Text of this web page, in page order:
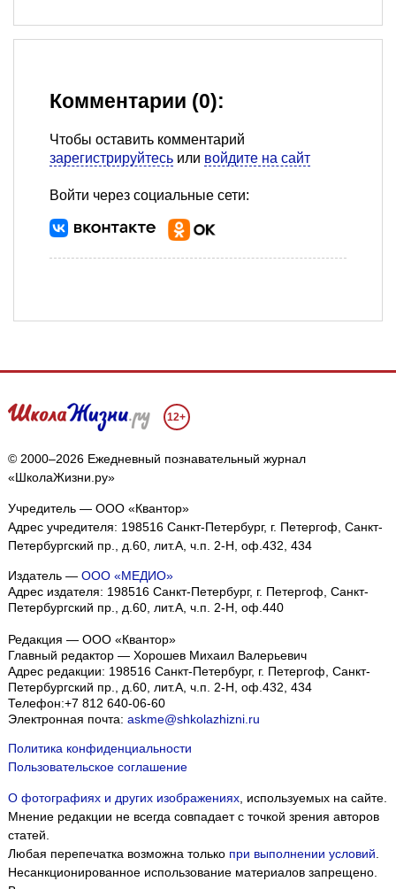
Комментарии (0):
Чтобы оставить комментарий
зарегистрируйтесь или войдите на сайт
Войти через социальные сети:
12+
© 2000–2026 Ежедневный познавательный журнал
«ШколаЖизни.ру»
Учредитель — ООО «Квантор»
Адрес учредителя: 198516 Санкт-Петербург, г. Петергоф, Санкт-
Петербургский пр., д.60, лит.А, ч.п. 2-Н, оф.432, 434
Издатель — ООО «МЕДИО»
Адрес издателя: 198516 Санкт-Петербург, г. Петергоф, Санкт-
Петербургский пр., д.60, лит.А, ч.п. 2-Н, оф.440
Редакция — ООО «Квантор»
Главный редактор — Хорошев Михаил Валерьевич
Адрес редакции: 198516 Санкт-Петербург, г. Петергоф, Санкт-
Петербургский пр., д.60, лит.А, ч.п. 2-Н, оф.432, 434
Телефон:+7 812 640-06-60
Электронная почта: askme@shkolazhizni.ru
Политика конфиденциальности
Пользовательское соглашение
О фотографиях и других изображениях, используемых на сайте.
Мнение редакции не всегда совпадает с точкой зрения авторов
статей.
Любая перепечатка возможна только при выполнении условий.
Несанкционированное использование материалов запрещено.